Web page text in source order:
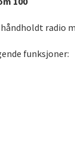
håndholdt radio
funksjoner: